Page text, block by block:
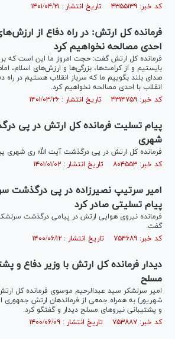
کد خبر: ۴۳۵۵۱۳۹ تاریخ انتشار : ۱۴۰۱/۰۴/۲۱
فرمانده کل ارتش: در راه دفاع از
احدی مصالحه نخواهیم کرد
فرمانده کل ارتش گفت: حجت امروز ما این است که بر
بایستیم و از کرامت‌ها، بزرگی‌ها و ارزش‌های اسلام،
صدای بلند بگوییم ما که سرباز انقلاب هستیم در راه
انقلاب با احدی مصالحه نخواهیم کرد.
کد خبر: ۴۳۱۴۷۵۹ تاریخ انتشار : ۱۴۰۱/۰۳/۲۶
پیام تسلیت فرمانده کل ارتش در پی
شهری
فرمانده کل ارتش در پی درگذشت آیت الله ری شهری
کد خبر: ۸۰۴۵۵۳ تاریخ انتشار : ۱۴۰۱/۰۱/۰۲
امیر سرتیپ نصیرزاده در پی درگذشت
پیام تسلیتی صادر کرد
فرمانده نیروی هوایی ارتش در پیامی درگذشت
گفت.
کد خبر: ۷۵۴۶۸۹ تاریخ انتشار : ۱۴۰۰/۰۶/۱۲
دیدار فرمانده کل ارتش با وزیر دفاع و
مسلح
شهریور) به همراه جمعی از فرماندهان ارتش جمهوری
و پشتیبانی نیرو‌های مسلح دیدار و گفتگو کرد.
کد خبر: ۷۵۳۸۸۷ تاریخ انتشار : ۱۴۰۰/۰۶/۰۹